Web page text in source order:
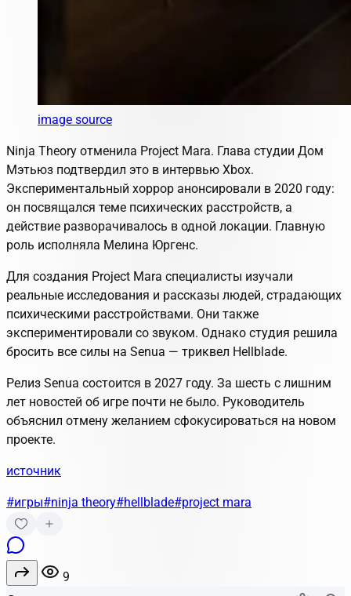
image source
Ninja Theory отменила Project Mara. Глава студии Дом
Мэтьюз подтвердил это в интервью Xbox.
Экспериментальный хоррор анонсировали в 2020 году:
он посвящался теме психических расстройств, а
действие разворачивалось в одной локации. Главную
роль исполняла Мелина Юргенс.
Для создания Project Mara специалисты изучали
реальные исследования и рассказы людей, страдающих
психическими расстройствами. Они также
экспериментировали со звуком. Однако студия решила
бросить все силы на Senua — триквел Hellblade.
Релиз Senua состоится в 2027 году. За шесть с лишним
лет новостей об игре почти не было. Руководитель
объяснил отмену желанием сфокусироваться на новом
проекте.
источник
#игры#ninja theory#hellblade#project mara
9